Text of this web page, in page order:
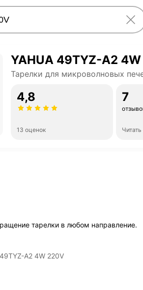
YAHUA 49TYZ-A2
Тарелки для микроволновых
4,8
13 оценок
7
тарелки в любом направление.
A2 4W 220V